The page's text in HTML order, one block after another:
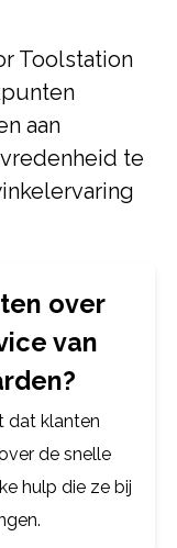
Toolstation
aan
te
over
van
dat klanten
de snelle
hulp die ze bij